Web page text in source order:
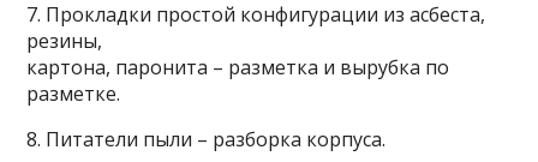
7. Прокладки простой конфигурации из асбеста,
резины,
картона, паронита – разметка и вырубка по
разметке.
8. Питатели пыли – разборка корпуса.